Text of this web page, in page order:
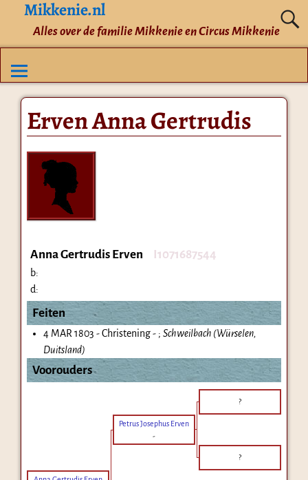
Mikkenie.nl
Alles over de familie Mikkenie en Circus Mikkenie
Erven Anna Gertrudis
Anna Gertrudis Erven I1071687544
b:
d:
Feiten
4 MAR 1803 - Christening - ; Schweilbach (Würselen,
Duitsland)
Voorouders
?
Petrus Josephus Erven
-
?